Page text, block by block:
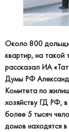
Около 800
квартир, на такой
рассказал ИА
Думы РФ
Комитета по
хозяйству ГД РФ,
более 5 тысяч
домов находятся